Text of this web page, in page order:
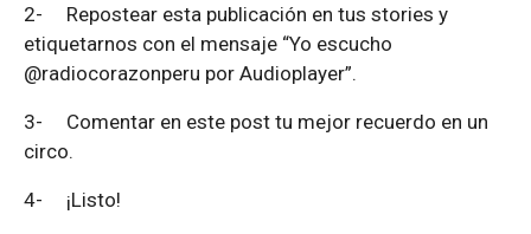
2- Repostear esta publicación en tus stories y
etiquetarnos con el mensaje “Yo escucho
@radiocorazonperu por Audioplayer”.
3- Comentar en este post tu mejor recuerdo en un
circo.
4- ¡Listo!